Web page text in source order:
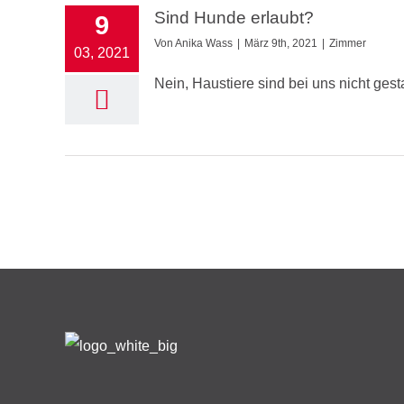
9
03, 2021
Sind Hunde erlaubt?
Von Anika Wass März 9th, 2021 Zimmer
Nein, Haustiere sind bei uns nicht